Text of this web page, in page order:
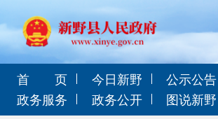
首 页 今日新野 公示公告
政务服务
政务公开 图说新野